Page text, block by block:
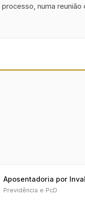
numa reunião
Aposentadoria por
Previdência e PcD